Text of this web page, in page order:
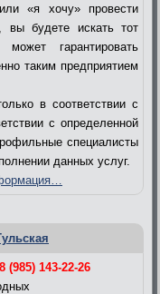
«я хочу» провести
вы будете искать тот
гарантировать
таким предприятием
в соответствии с
с определенной
специалисты
данных услуг.
8 (985) 143-22-26